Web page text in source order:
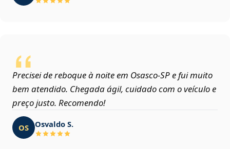
Precisei de reboque à noite em Osasco‑SP e fui muito
bem atendido. Chegada ágil, cuidado com o veículo e
preço justo. Recomendo!
OS Osvaldo S.